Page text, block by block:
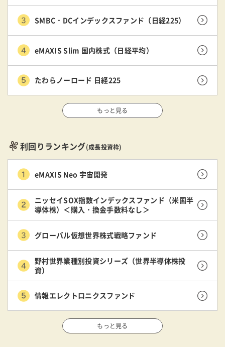
SMBC・DCインデックスファンド（日経225）
eMAXIS Slim 国内株式（日経平均）
たわらノーロード 日経225
もっと見る
利回りランキング(成長投資枠)
eMAXIS Neo 宇宙開発
ニッセイSOX指数インデックスファンド（米国半
導体株）＜購入・換金手数料なし＞
グローバル仮想世界株式戦略ファンド
野村世界業種別投資シリーズ（世界半導体株投
資）
情報エレクトロニクスファンド
もっと見る